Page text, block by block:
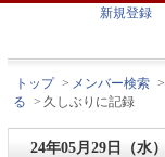
新規登録
トップ > メンバー検索 >
る > 久しぶりに記録
24年05月29日（水）